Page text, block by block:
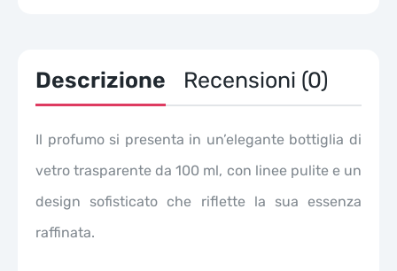
Descrizione Recensioni (0)
Il profumo si presenta in un’elegante bottiglia di
vetro trasparente da 100 ml, con linee pulite e un
design sofisticato che riflette la sua essenza
raffinata.